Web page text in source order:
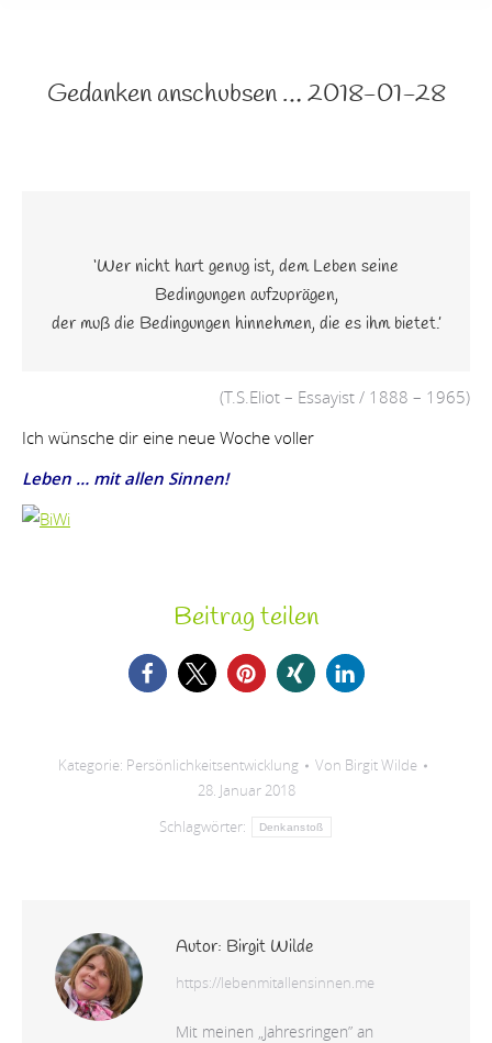
Gedanken anschubsen … 2018-01-28
‘Wer nicht hart genug ist, dem Leben seine
Bedingungen aufzuprägen,
der muß die Bedingungen hinnehmen, die es ihm bietet.’
(T.S.Eliot – Essayist / 1888 – 1965)
Ich wünsche dir eine neue Woche voller
Leben … mit allen Sinnen!
Beitrag teilen
Kategorie: Persönlichkeitsentwicklung Von Birgit Wilde
28. Januar 2018
Schlagwörter:
Denkanstoß
Autor: Birgit Wilde
https://lebenmitallensinnen.me
Mit meinen „Jahresringen” an